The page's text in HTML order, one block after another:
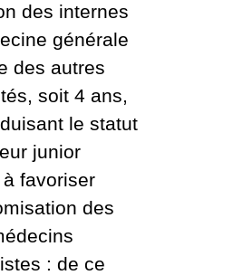
des internes
générale
des autres
soit 4 ans,
le statut
junior
favoriser
des
: de ce